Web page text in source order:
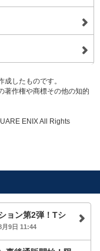
したものです。
著作権や商標その他の知的
ENIX All Rights
ョン第2弾！Tシ
月9日 11:44